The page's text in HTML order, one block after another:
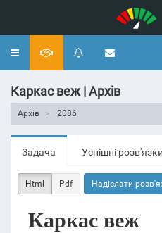
Toggle
Каркас веж | Архів
Архів 2086
Задача Успішні розв'язки
Html Pdf Надіслати
Каркас веж